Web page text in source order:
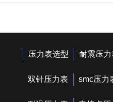
压力表选型 耐震压力
双针压力表 smc压力